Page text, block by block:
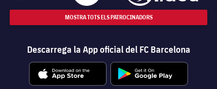
MOSTRA TOTS ELS PATROCINADORS
Descarrega la App oficial del FC Barcelona